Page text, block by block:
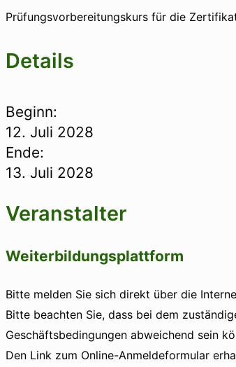
Prüfungsvorbereitungskurs für die
Details
Beginn:
12. Juli 2028
Ende:
13. Juli 2028
Veranstalter
Weiterbildungsplattform
Bitte melden Sie sich direkt über die
Bitte beachten Sie, dass bei dem
Geschäftsbedingungen abweichend sein
Den Link zum Online-Anmeldeformular